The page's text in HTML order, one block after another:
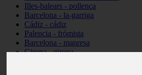
Illes-balears - pollença
Barcelona - la-garriga
Cádiz - cádiz
Palencia - frómista
Barcelona - manresa
Girona - girona